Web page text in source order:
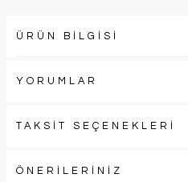
ÜRÜN BİLGİSİ
YORUMLAR
TAKSİT SEÇENEKLERİ
ÖNERİLERİNİZ